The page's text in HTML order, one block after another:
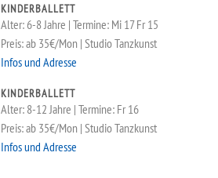
KINDERBALLETT
Alter: 6-8 Jahre | Termine: Mi 17 Fr 15
Preis: ab 35€/Mon | Studio Tanzkunst
Infos und Adresse
KINDERBALLETT
Alter: 8-12 Jahre | Termine: Fr 16
Preis: ab 35€/Mon | Studio Tanzkunst
Infos und Adresse